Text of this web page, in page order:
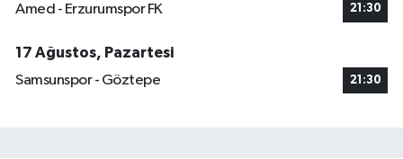
Amed - Erzurumspor FK 21:30
17 Ağustos, Pazartesi
Samsunspor - Göztepe
21:30